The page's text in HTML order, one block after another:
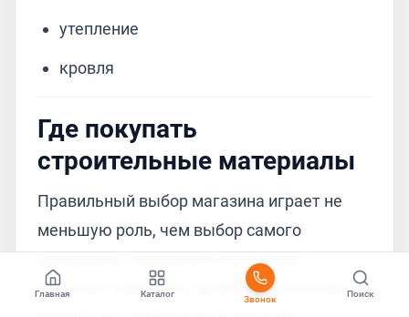
утепление
кровля
Где покупать
строительные материалы
Правильный выбор магазина играет не
меньшую роль, чем выбор самого
материала. Надежный поставщик
помогает избежать проблем с качеством
Главная Каталог
Звонок
Поиск